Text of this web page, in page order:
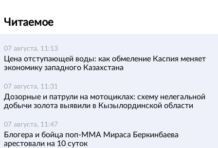
Читаемое
07 августа, 11:13
Цена отступающей воды: как обмеление Каспия меняет
экономику западного Казахстана
07 августа, 11:31
Дозорные и патрули на мотоциклах: схему нелегальной
добычи золота выявили в Кызылординской области
07 августа, 11:47
Блогера и бойца поп-ММА Мираса Беркинбаева
арестовали на 10 суток